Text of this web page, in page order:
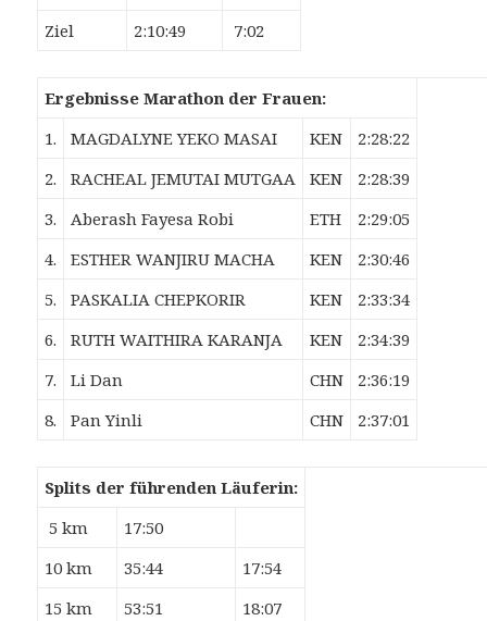
Ziel
2:10:49 7:02
Ergebnisse Marathon der Frauen:
1.
MAGDALYNE YEKO MASAI KEN
2:28:22
2.
RACHEAL JEMUTAI MUTGAA KEN
2:28:39
3.
Aberash Fayesa Robi ETH
2:29:05
4.
ESTHER WANJIRU MACHA KEN
2:30:46
5.
PASKALIA CHEPKORIR KEN
2:33:34
6.
RUTH WAITHIRA KARANJA KEN
2:34:39
7.
Li Dan CHN
2:36:19
8.
Pan Yinli CHN 2:37:01
Splits der führenden Läuferin:
5 km
17:50
10 km
35:44
17:54
15 km
53:51
18:07